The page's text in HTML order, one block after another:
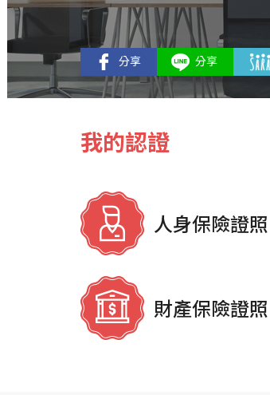
我的認證
人身保險證照
財產保險證照